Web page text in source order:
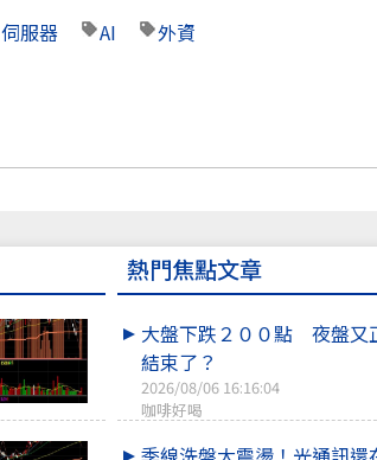
伺服器 AI 外資
熱門焦點文章
大盤下跌２００點 夜盤
結束了？
2026/08/06 16:16:04
咖啡好喝